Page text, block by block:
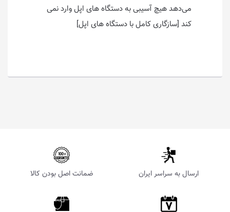
می‌دهد هیچ آسیبی به دستگاه های اپل وارد نمی
کند [سازگاری کامل با دستگاه های اپل]
ارسال به سراسر ایران ضمانت اصل بودن کالا